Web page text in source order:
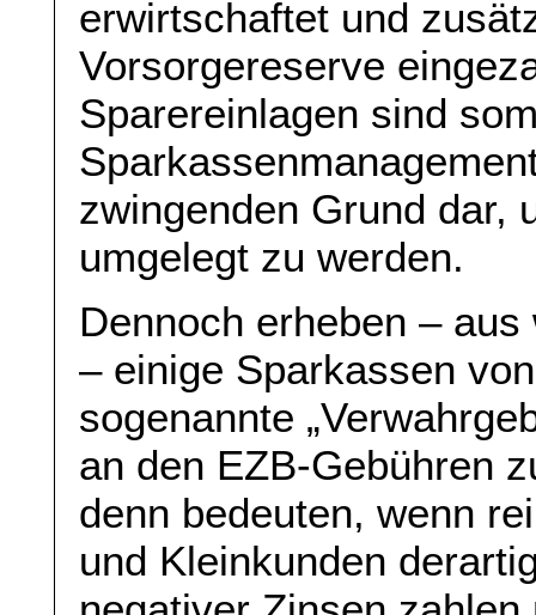
erwirtschaftet und
Vorsorgereserve
Sparereinlagen sind
zwingenden Grund dar,
umgelegt zu werden.
Dennoch erheben –
– einige Sparkassen
sogenannte
an den EZB-Gebühren
denn bedeuten, wenn
und Kleinkunden